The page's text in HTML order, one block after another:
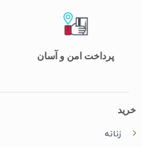
پرداخت امن و آسان
خرید
زنانه